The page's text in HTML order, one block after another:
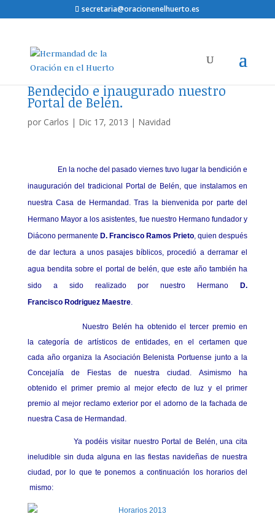
secretaria@oracionenelhuerto.es
Bendecido e inaugurado nuestro
Portal de Belén.
por Carlos | Dic 17, 2013 | Navidad
En la noche del pasado viernes tuvo lugar la bendición e
inauguración del tradicional Portal de Belén, que instalamos en
nuestra Casa de Hermandad. Tras la bienvenida por parte del
Hermano Mayor a los asistentes, fue nuestro Hermano fundador y
Diácono permanente D. Francisco Ramos Prieto, quien después
de dar lectura a unos pasajes bíblicos, procedió a derramar el
agua bendita sobre el portal de belén, que este año también ha
sido a sido realizado por nuestro Hermano
D.
Francisco Rodriguez Maestre.
Nuestro Belén ha obtenido el tercer premio en
la categoría de artísticos de entidades, en el certamen que
cada año organiza la Asociación Belenista Portuense junto a la
Concejalía de Fiestas de nuestra ciudad. Asimismo ha
obtenido el primer premio al mejor efecto de luz y el primer
premio al mejor reclamo exterior por el adorno de la fachada de
nuestra Casa de Hermandad.
Ya podéis visitar nuestro Portal de Belén, una cita
ineludible sin duda alguna en las fiestas navideñas de nuestra
ciudad, por lo que te ponemos a continuación los horarios del
mismo: